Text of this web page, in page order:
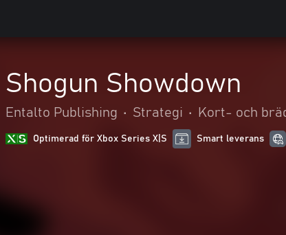
Shogun Showdown
Entalto Publishing • Strategi • Kort- och
Optimerad för Xbox Series X|S Smart leverans